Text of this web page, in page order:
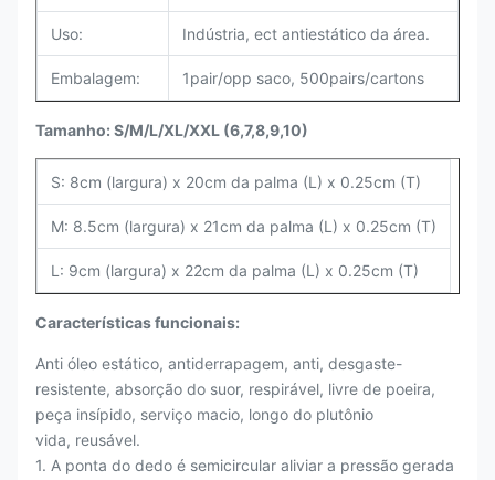
Uso: Indústria, ect antiestático da área.
Embalagem: 1pair/opp saco, 500pairs/cartons
Tamanho: S/M/L/XL/XXL (6,7,8,9,10)
S: 8cm (largura) x 20cm da palma (L) x 0.25cm (T)
M: 8.5cm (largura) x 21cm da palma (L) x 0.25cm (T)
L: 9cm (largura) x 22cm da palma (L) x 0.25cm (T)
Características funcionais:
Anti óleo estático, antiderrapagem, anti, desgaste-
resistente, absorção do suor, respirável, livre de poeira,
peça insípido, serviço macio, longo do plutônio
vida, reusável.
1. A ponta do dedo é semicircular aliviar a pressão gerada